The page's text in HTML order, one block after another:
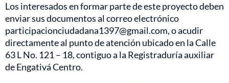
Los interesados en formar parte de este proyecto deben
enviar sus documentos al correo electrónico
participacionciudadana1397@gmail.com, o acudir
directamente al punto de atención ubicado en la Calle
63 L No. 121 – 18, contiguo a la Registraduría auxiliar
de Engativá Centro.